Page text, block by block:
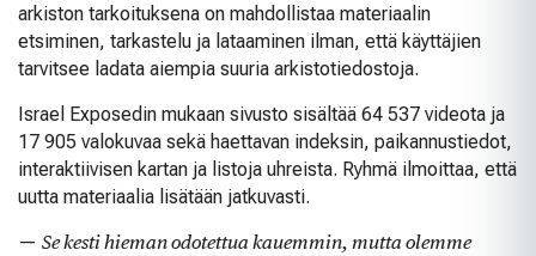
arkiston tarkoituksena on mahdollistaa materiaalin
etsiminen, tarkastelu ja lataaminen ilman, että käyttäjien
tarvitsee ladata aiempia suuria arkistotiedostoja.
Israel Exposedin mukaan sivusto sisältää 64 537 videota ja
17 905 valokuvaa sekä haettavan indeksin, paikannustiedot,
interaktiivisen kartan ja listoja uhreista. Ryhmä ilmoittaa, että
uutta materiaalia lisätään jatkuvasti.
— Se kesti hieman odotettua kauemmin, mutta olemme